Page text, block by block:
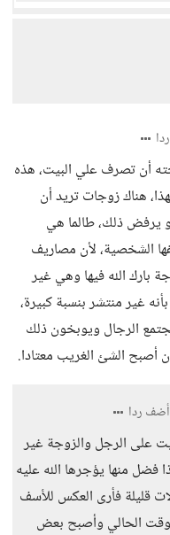
أن تصرف علي البيت، هذه
هناك زوجات تريد أن
يرفض ذلك، طالما هي
الشخصية، لأن مصاريف
بارك الله فيها وهي غير
غير منتشر بنسبة كبيرة،
الرجال ويوبخون ذلك
أصبح الشئ الغريب معتادا.
أضف ردا
على الرجل والزوجة غير
فضل منها يؤجرها الله عليه
قليلة فأرى العكس للأسف
الحالي وأصبح بعض